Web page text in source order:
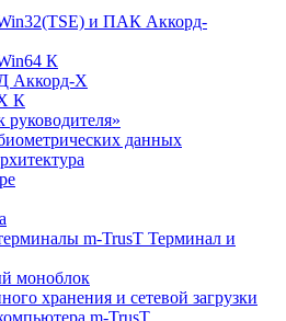
и ПАК Аккорд-
К
X
К
данных
m-TrusT Терминал и
моноблок
хранения и сетевой загрузки
m-TrusT